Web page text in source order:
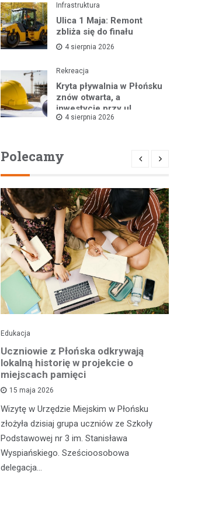
Infrastruktura
Ulica 1 Maja: Remont
zbliża się do finału
4 sierpnia 2026
Rekreacja
Kryta pływalnia w Płońsku
znów otwarta, a
inwestycje przy ul.
Kopernika w toku
4 sierpnia 2026
Polecamy
Edukacja
Uczniowie z Płońska odkrywają
lokalną historię w projekcie o
miejscach pamięci
15 maja 2026
Wizytę w Urzędzie Miejskim w Płońsku
złożyła dzisiaj grupa uczniów ze Szkoły
Podstawowej nr 3 im. Stanisława
Wyspiańskiego. Sześcioosobowa
delegacja…